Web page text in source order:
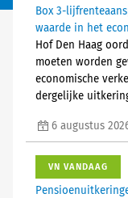
Box 3-
waarde in het
Hof Den Haag
moeten worden
economische
dergelijke
6 augustus
VN VANDAAG